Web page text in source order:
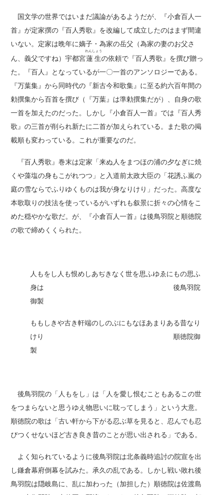
国文学の世界ではいまだ議論があるようだが、『小倉百人一
首』が定家撰の『百人秀歌』を改編して成立したのはまず間違
いない。定家は晩年に嫡子・為家の岳父（為家の妻のお父さ
ん、義父ですね）宇都宮蓮生
れんしょう
の依頼で『百人秀歌』を撰び贈っ
た。『百人』となっているが一〇一首のアンソロジーである。
『万葉集』から同時代の『新古今和歌集』に至る約六百年間の
勅撰集から百首を撰び（『万葉』は準勅撰集だが）、自身の歌
一首を加えたのだった。しかし『小倉百人一首』では『百人秀
歌』の三首が削られ新たに二首が加えられている。また歌の掲
載順も変わっている。これが重要なのだ。
『百人秀歌』巻末は定家「来ぬ人をまつほの浦の夕なぎに焼
くや藻塩の身もこがれつつ」と入道前太政大臣の「花誘ふ嵐の
庭の雪ならでふりゆくものは我が身なりけり」だった。高度な
本歌取りの技法を使っているがいずれも叙景に折々の心情をこ
めた穏やかな歌だ。が、『小倉百人一首』は後鳥羽院と順徳院
の歌で締めくくられた。
人もをし人も恨めしあぢきなく世を思ふゆゑにもの思ふ
身は 後鳥羽院
御製
ももしきや古き軒端のしのぶにもなほあまりある昔なり
けり 順徳院御
製
後鳥羽院の「人もをし」は「人を愛し恨むこともあるこの世
をつまらないと思うゆえ物思いに耽ってしまう」という大意。
順徳院の歌は「古い軒から下がる忍ぶ草を見ると、忍んでも忍
びつくせないほど古き良き昔のことが思い出される」である。
よく知られているように後鳥羽院は北条義時追討の院宣を出
し鎌倉幕府倒幕を試みた。承久の乱である。しかし戦い敗れ後
鳥羽院は隠岐島に、乱に加わった（加担した）順徳院は佐渡島